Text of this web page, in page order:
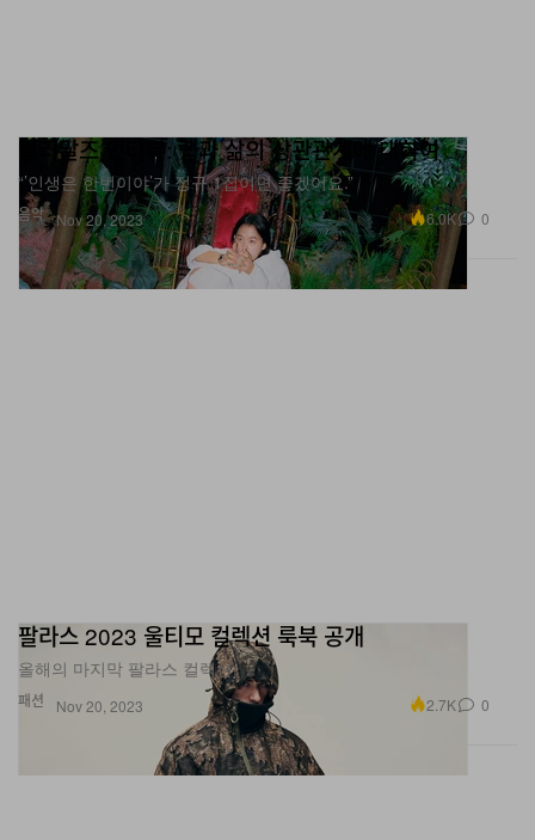
음악
릴러말즈 인터뷰: 랩과 삶의 상관관계에 대하여
“’인생은 한번이야’가 정규 1집이면 좋겠어요.”
Nov 20, 2023 6.0K 0
패션
팔라스 2023 울티모 컬렉션 룩북 공개
올해의 마지막 팔라스 컬렉션.
Nov 20, 2023 2.7K 0